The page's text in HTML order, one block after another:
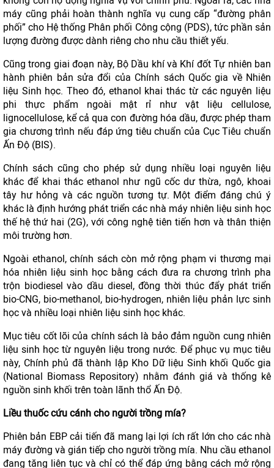
máy cũng phải hoàn thành nghĩa vụ cung cấp “đường phân
phối” cho Hệ thống Phân phối Công cộng (PDS), tức phần sản
lượng đường được dành riêng cho nhu cầu thiết yếu.
Cũng trong giai đoạn này, Bộ Dầu khí và Khí đốt Tự nhiên ban
hành phiên bản sửa đổi của Chính sách Quốc gia về Nhiên
liệu Sinh học. Theo đó, ethanol khai thác từ các nguyên liệu
phi thực phẩm ngoài mật rỉ như vật liệu cellulose,
lignocellulose, kể cả qua con đường hóa dầu, được phép tham
gia chương trình nếu đáp ứng tiêu chuẩn của Cục Tiêu chuẩn
Ấn Độ (BIS).
Chính sách cũng cho phép sử dụng nhiều loại nguyên liệu
khác để khai thác ethanol như ngũ cốc dư thừa, ngô, khoai
tây hư hỏng và các nguồn tương tự. Một điểm đáng chú ý
khác là định hướng phát triển các nhà máy nhiên liệu sinh học
thế hệ thứ hai (2G), với công nghệ tiên tiến hơn và thân thiện
môi trường hơn.
Ngoài ethanol, chính sách còn mở rộng phạm vi thương mại
hóa nhiên liệu sinh học bằng cách đưa ra chương trình pha
trộn biodiesel vào dầu diesel, đồng thời thúc đẩy phát triển
bio-CNG, bio-methanol, bio-hydrogen, nhiên liệu phản lực sinh
học và nhiều loại nhiên liệu sinh học khác.
Mục tiêu cốt lõi của chính sách là bảo đảm nguồn cung nhiên
liệu sinh học từ nguyên liệu trong nước. Để phục vụ mục tiêu
này, Chính phủ đã thành lập Kho Dữ liệu Sinh khối Quốc gia
(National Biomass Repository) nhằm đánh giá và thống kê
nguồn sinh khối trên toàn lãnh thổ Ấn Độ.
Liều thuốc cứu cánh cho người trồng mía?
Phiên bản EBP cải tiến đã mang lại lợi ích rất lớn cho các nhà
máy đường và gián tiếp cho người trồng mía. Nhu cầu ethanol
đang tăng liên tục và chỉ có thể đáp ứng bằng cách mở rộng